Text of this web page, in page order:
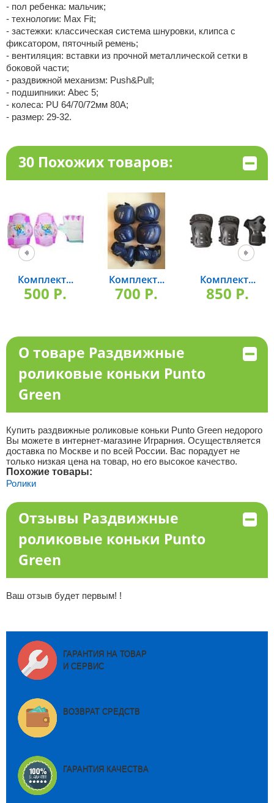
- пол ребенка: мальчик;
- технологии: Max Fit;
- застежки: классическая система шнуровки, клипса с
фиксатором, пяточный ремень;
- вентиляция: вставки из прочной металлической сетки в
боковой части;
- раздвижной механизм: Push&Pull;
- подшипники: Abec 5;
- колеса: PU 64/70/72мм 80A;
- размер: 29-32.
30 Похожих товаров:
Комплект...
500 P.
Комплект...
700 P.
Комплект...
850 P.
О товаре Раздвижные
роликовые коньки Punto
Green
Купить раздвижные роликовые коньки Punto Green недорого
Вы можете в интернет-магазине Играрния. Осуществляется
доставка по Москве и по всей России. Вас порадует не
только низкая цена на товар, но его высокое качество.
Похожие товары:
Ролики
Отзывы Раздвижные
роликовые коньки Punto
Green
Ваш отзыв будет первым! !
ГАРАНТИЯ НА ТОВАР
И СЕРВИС
ВОЗВРАТ СРЕДСТВ
ГАРАНТИЯ КАЧЕСТВА